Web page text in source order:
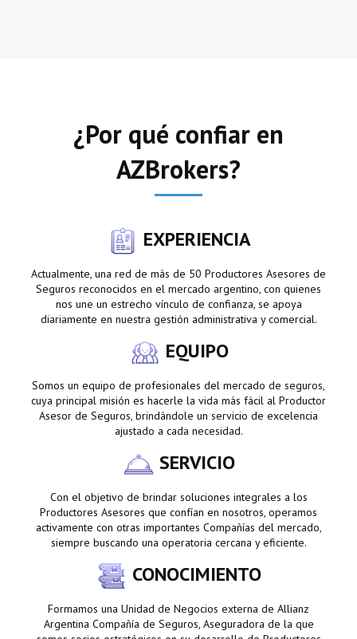
¿Por qué confiar en
AZBrokers?
EXPERIENCIA
Actualmente, una red de más de 50 Productores Asesores de
Seguros reconocidos en el mercado argentino, con quienes
nos une un estrecho vínculo de confianza, se apoya
diariamente en nuestra gestión administrativa y comercial.
EQUIPO
Somos un equipo de profesionales del mercado de seguros,
cuya principal misión es hacerle la vida más fácil al Productor
Asesor de Seguros, brindándole un servicio de excelencia
ajustado a cada necesidad.
SERVICIO
Con el objetivo de brindar soluciones integrales a los
Productores Asesores que confían en nosotros, operamos
activamente con otras importantes Compañías del mercado,
siempre buscando una operatoria cercana y eficiente.
CONOCIMIENTO
Formamos una Unidad de Negocios externa de Allianz
Argentina Compañía de Seguros, Aseguradora de la que